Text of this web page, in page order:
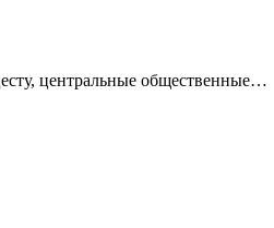
центральные общественные…